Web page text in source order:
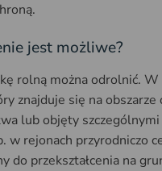
jest możliwe?
rolną można odrolnić.
znajduje się na obszarze
lub objęty szczególnymi
w rejonach przyrodniczo
do przekształcenia na